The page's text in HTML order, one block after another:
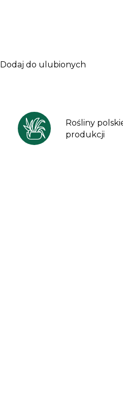
Dodaj do ulubionych
Rośliny
produkcji